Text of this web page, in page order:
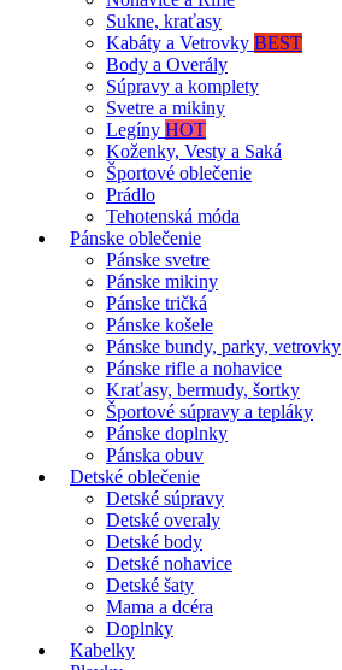
Sukne, kraťasy
Kabáty a Vetrovky BEST
Body a Overály
Súpravy a komplety
Svetre a mikiny
Legíny HOT
Koženky, Vesty a Saká
Športové oblečenie
Prádlo
Tehotenská móda
Pánske oblečenie
Pánske svetre
Pánske mikiny
Pánske tričká
Pánske košele
Pánske bundy, parky, vetrovky
Pánske rifle a nohavice
Kraťasy, bermudy, šortky
Športové súpravy a tepláky
Pánske doplnky
Pánska obuv
Detské oblečenie
Detské súpravy
Detské overaly
Detské body
Detské nohavice
Detské šaty
Mama a dcéra
Doplnky
Kabelky